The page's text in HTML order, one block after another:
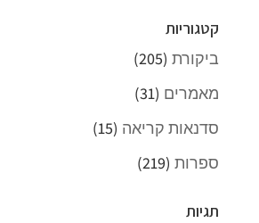
קטגוריות
ביקורת(205)
מאמרים (31)
סדנאות קריאה (15)
ספרות(219)
תגיות